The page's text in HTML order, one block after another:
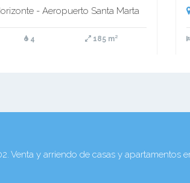
- Aeropuerto Santa Marta
4 185 m²
Venta y arriendo de casas y apartamentos